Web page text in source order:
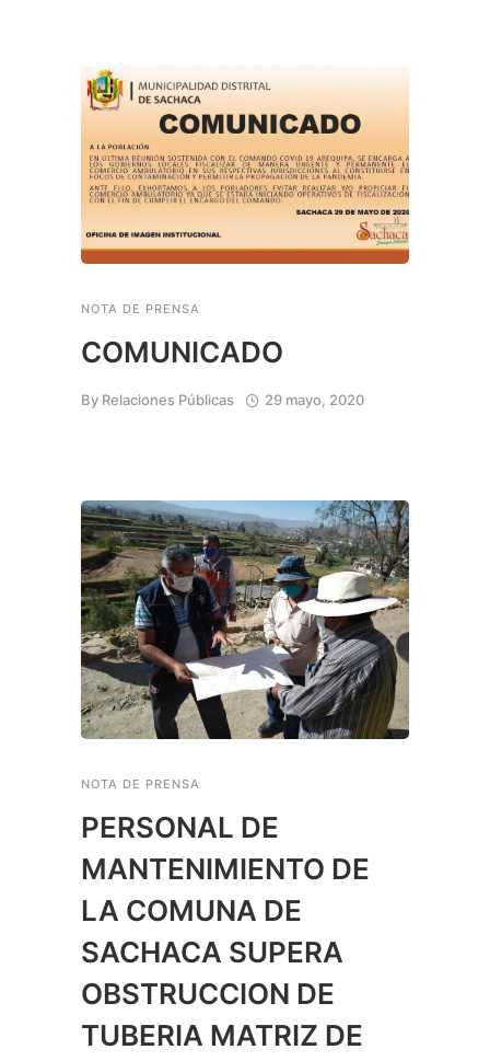
NOTA DE PRENSA
COMUNICADO
By Relaciones Públicas 29 mayo, 2020
NOTA DE PRENSA
PERSONAL DE
MANTENIMIENTO DE
LA COMUNA DE
SACHACA SUPERA
OBSTRUCCION DE
TUBERIA MATRIZ DE